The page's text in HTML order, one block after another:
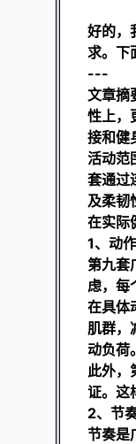
好的，
求。下
---
文章摘
性上，
接和健
活动范
套通过
及柔韧
在实际
1、动
第九套
虑，每
在具体
肌群，
动负荷。
此外，
证。这
2、节
节奏是